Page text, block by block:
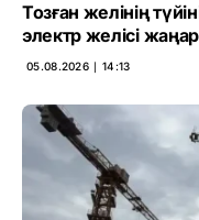
Тозған желінің
электр желісі
05.08.2026 ∣ 14:13